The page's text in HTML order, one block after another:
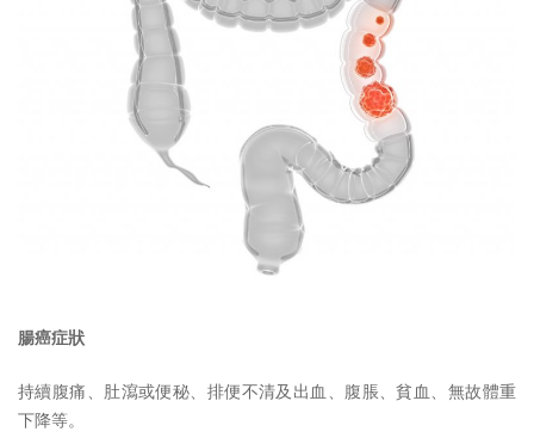
腸癌症狀
持續腹痛、肚瀉或便秘、排便不清及出血、腹脹、貧血、無故體重
下降等。